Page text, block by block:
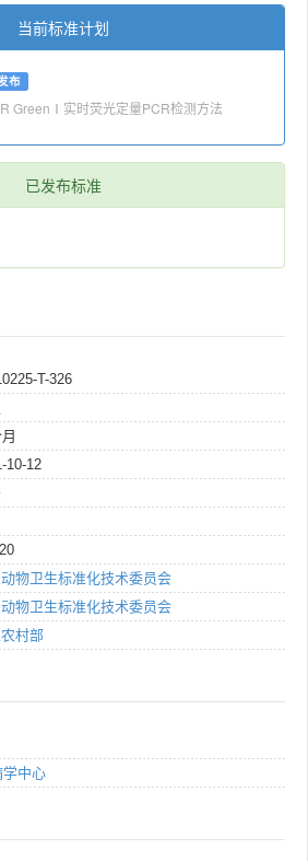
当前标准计划
布
GreenⅠ实时荧光定量PCR检测方法
已发布标准
T-326
10-12
物卫生标准化技术委员会
物卫生标准化技术委员会
村部
学中心